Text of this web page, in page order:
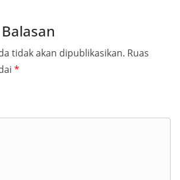
tidak akan dipublikasikan. Ruas
*